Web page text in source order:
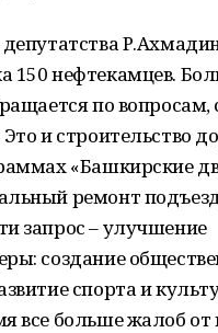
150 нефтекамцев.
по
и строительство
«Башкирские
ремонт
запрос – улучшение
создание
спорта и
все больше жалоб от